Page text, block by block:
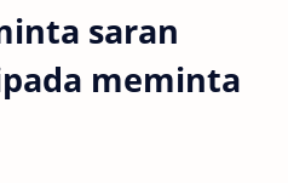
saran
meminta